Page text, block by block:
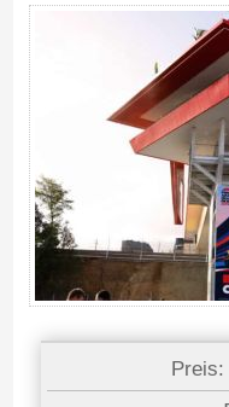
Preis: